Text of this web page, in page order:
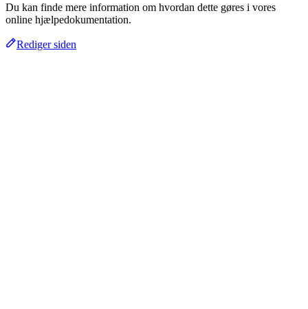
Du kan finde mere information om hvordan dette gøres i vores
online hjælpedokumentation.
Rediger siden